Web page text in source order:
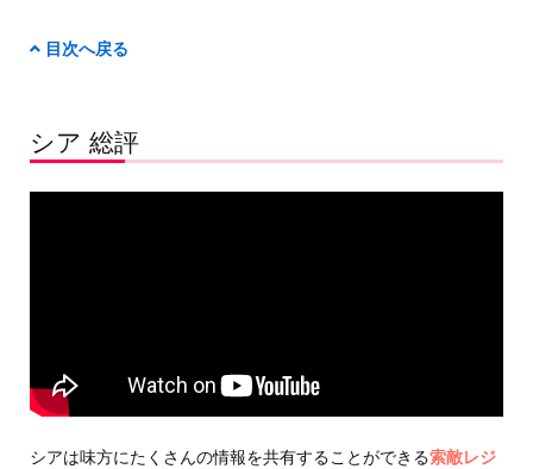
目次へ戻る
シア 総評
シアは味方にたくさんの情報を共有することができる索敵レジ